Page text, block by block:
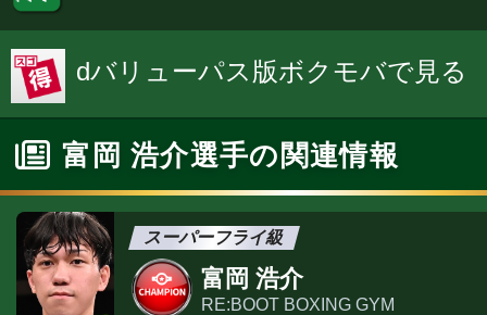
dバリューパス版ボクモバで見る
富岡 浩介選手の関連情報
スーパーフライ級
富岡 浩介
RE:BOOT BOXING GYM